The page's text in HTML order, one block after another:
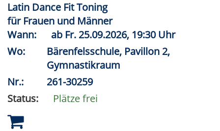
Latin Dance Fit Toning
für Frauen und Männer
Wann:
ab Fr. 25.09.2026, 19:30 Uhr
Wo:
Bärenfelsschule, Pavillon 2,
Gymnastikraum
Nr.:
261-30259
Status:
Plätze frei